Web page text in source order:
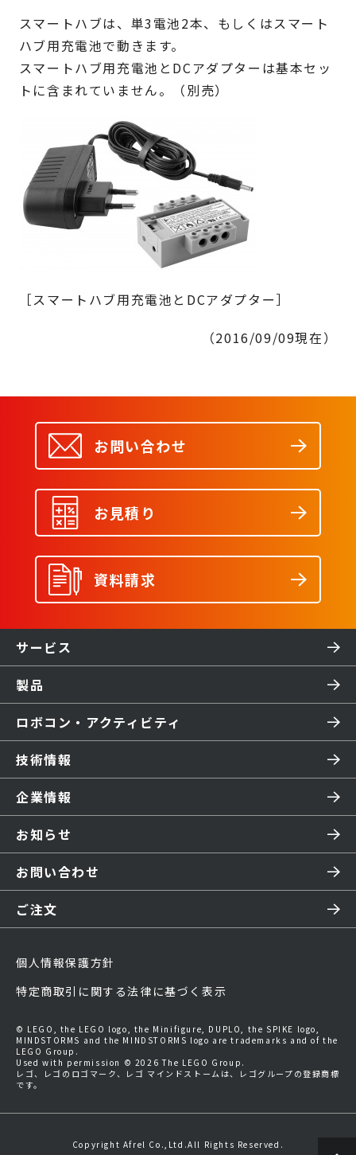
スマートハブは、単3電池2本、もしくはスマート
ハブ用充電池で動きます。
スマートハブ用充電池とDCアダプターは基本セッ
トに含まれていません。（別売）
［スマートハブ用充電池とDCアダプター］
（2016/09/09現在）
お問い合わせ
お見積り
資料請求
サービス
製品
ロボコン・アクティビティ
技術情報
企業情報
お知らせ
お問い合わせ
ご注文
個人情報保護方針
特定商取引に関する法律に基づく表示
© LEGO, the LEGO logo, the Minifigure, DUPLO, the SPIKE logo,
MINDSTORMS and the MINDSTORMS logo are trademarks and of the
LEGO Group.
Used with permission © 2026 The LEGO Group.
レゴ、レゴのロゴマーク、レゴ マインドストームは、レゴグループの登録商標
です。
Copyright Afrel Co.,Ltd.All Rights Reserved.